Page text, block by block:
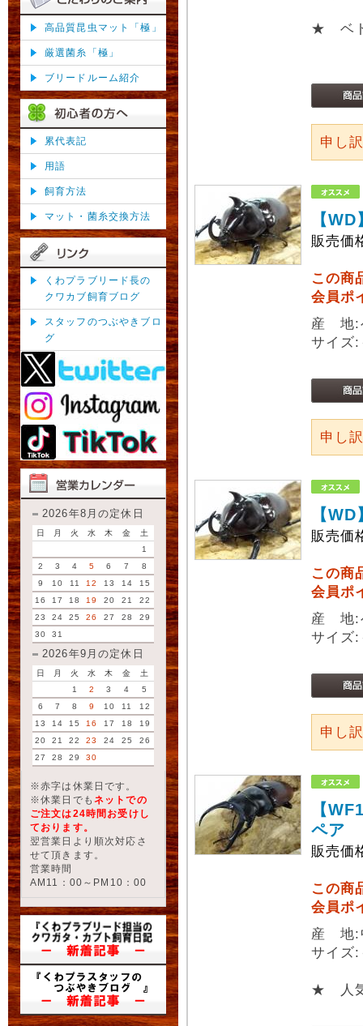
高品質昆虫マット「極」
厳選菌糸「極」
ブリードルーム紹介
累代表記
用語
飼育方法
マット・菌糸交換方法
くわプラブリード長の
クワカブ飼育ブログ
スタッフのつぶやきブロ
グ
2026年8月の定休日
日 月 火 水 木 金
土
1
2
3 4 5 6 7
8
9
10 11 12 13 14
15
16
17 18 19 20 21
22
23
24 25 26 27 28
29
30
31
2026年9月の定休日
日 月 火 水 木 金
土
1
2 3 4
5
6
7 8 9 10 11
12
13
14 15 16 17 18
19
20
21 22 23 24 25
26
27
28 29 30
※赤字は休業日です。
※休業日でも ネットでの
ご注文は24時間お受けし
ております。
翌営業日より順次対応さ
せて頂きます。
営業時間
AM11：00～PM10：00
★ ベト
申し
【
販売価
この商
会員ポ
産 地:
サイ
申し
【
販売価
この商
会員ポ
産 地:
サイ
申し
【
ペア
販売価
この商
会員ポ
産 地:
サイ
★ 人気